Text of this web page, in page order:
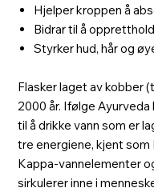
Hjelper kroppen å
Bidrar til å
Styrker hud, hår og
Flasker laget av kobber
2000 år. Ifølge
til å drikke vann som er
tre energiene, kjent
Kappa-vannelementer
sirkulerer inne i